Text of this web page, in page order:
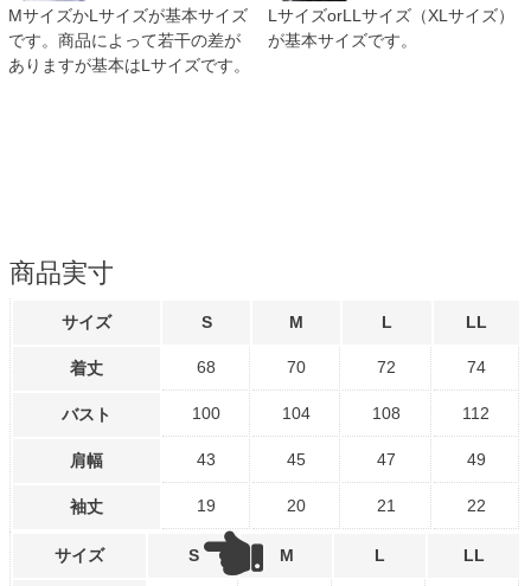
MサイズかLサイズが基本サイズ
です。商品によって若干の差が
ありますが基本はLサイズです。
LサイズorLLサイズ（XLサイズ）
が基本サイズです。
商品実寸
サイズ S M L LL
着丈 68 70 72 74
バスト 100 104 108 112
肩幅 43 45 47 49
袖丈 19 20 21 22
サイズ S M L LL